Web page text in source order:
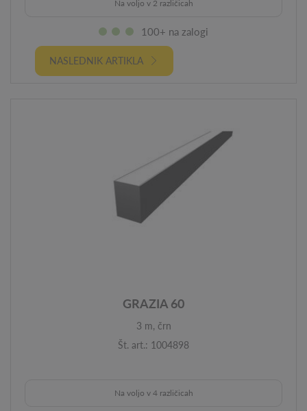
Na voljo v 2 različicah
100+ na zalogi
NASLEDNIK ARTIKLA
GRAZIA 60
3 m, črn
Št. art.: 1004898
Na voljo v 4 različicah